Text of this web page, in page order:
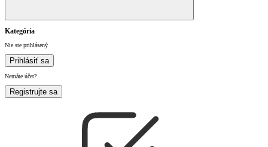
Kategória
Nie ste prihlásený
Prihlásiť sa
Nemáte účet?
Registrujte sa